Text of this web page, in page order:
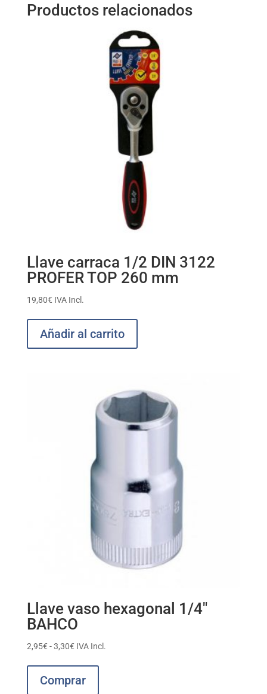
Productos relacionados
Llave carraca 1/2 DIN 3122
PROFER TOP 260 mm
19,80€ IVA Incl.
Añadir al carrito
Llave vaso hexagonal 1/4″
BAHCO
2,95€ - 3,30€Rango
desde
IVA Incl.
Comprar